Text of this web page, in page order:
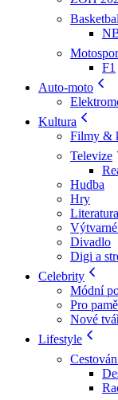
Basketbal
F1
Auto-moto
Kultura
Filmy &
Televize
Hudba
Hry
Literatura
Divadlo
Digi a
Celebrity
Módní
Pro
Nové
Lifestyle